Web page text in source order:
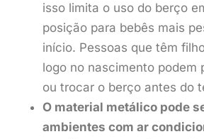
isso limita o uso do berço
posição para bebês mais
início. Pessoas que têm
logo no nascimento podem
ou trocar o berço antes do
O material metálico pode
ambientes com ar